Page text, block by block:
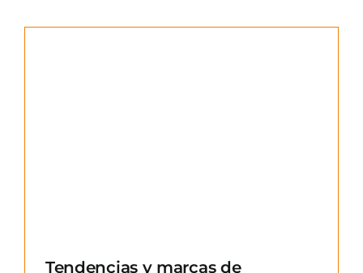
Tendencias y marcas de